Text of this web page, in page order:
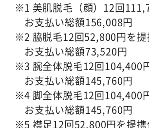
1 美肌脱毛（顔）12回
お支払い総額156,008円
2 脇脱毛12回52,800円を
お支払い総額73,520円
3 腕全体脱毛12回104,400
お支払い総額145,760円
4 脚全体脱毛12回104,400
お支払い総額145,760円
5 襟足12回52,800円を提